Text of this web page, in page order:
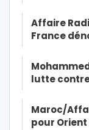
Affaire
France
lutte
Maroc/
pour Orient